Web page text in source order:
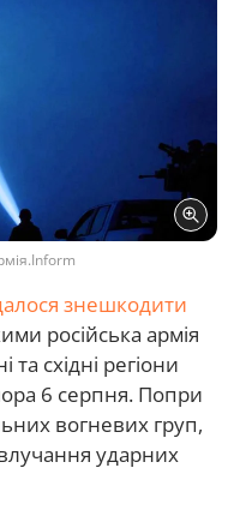
знешкодити
російська армія
та східні регіони
6 серпня. Попри
вогневих груп,
ударних